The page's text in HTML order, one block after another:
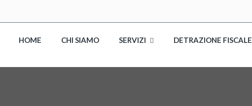
HOME CHI SIAMO SERVIZI DETRAZIONE FISCALE